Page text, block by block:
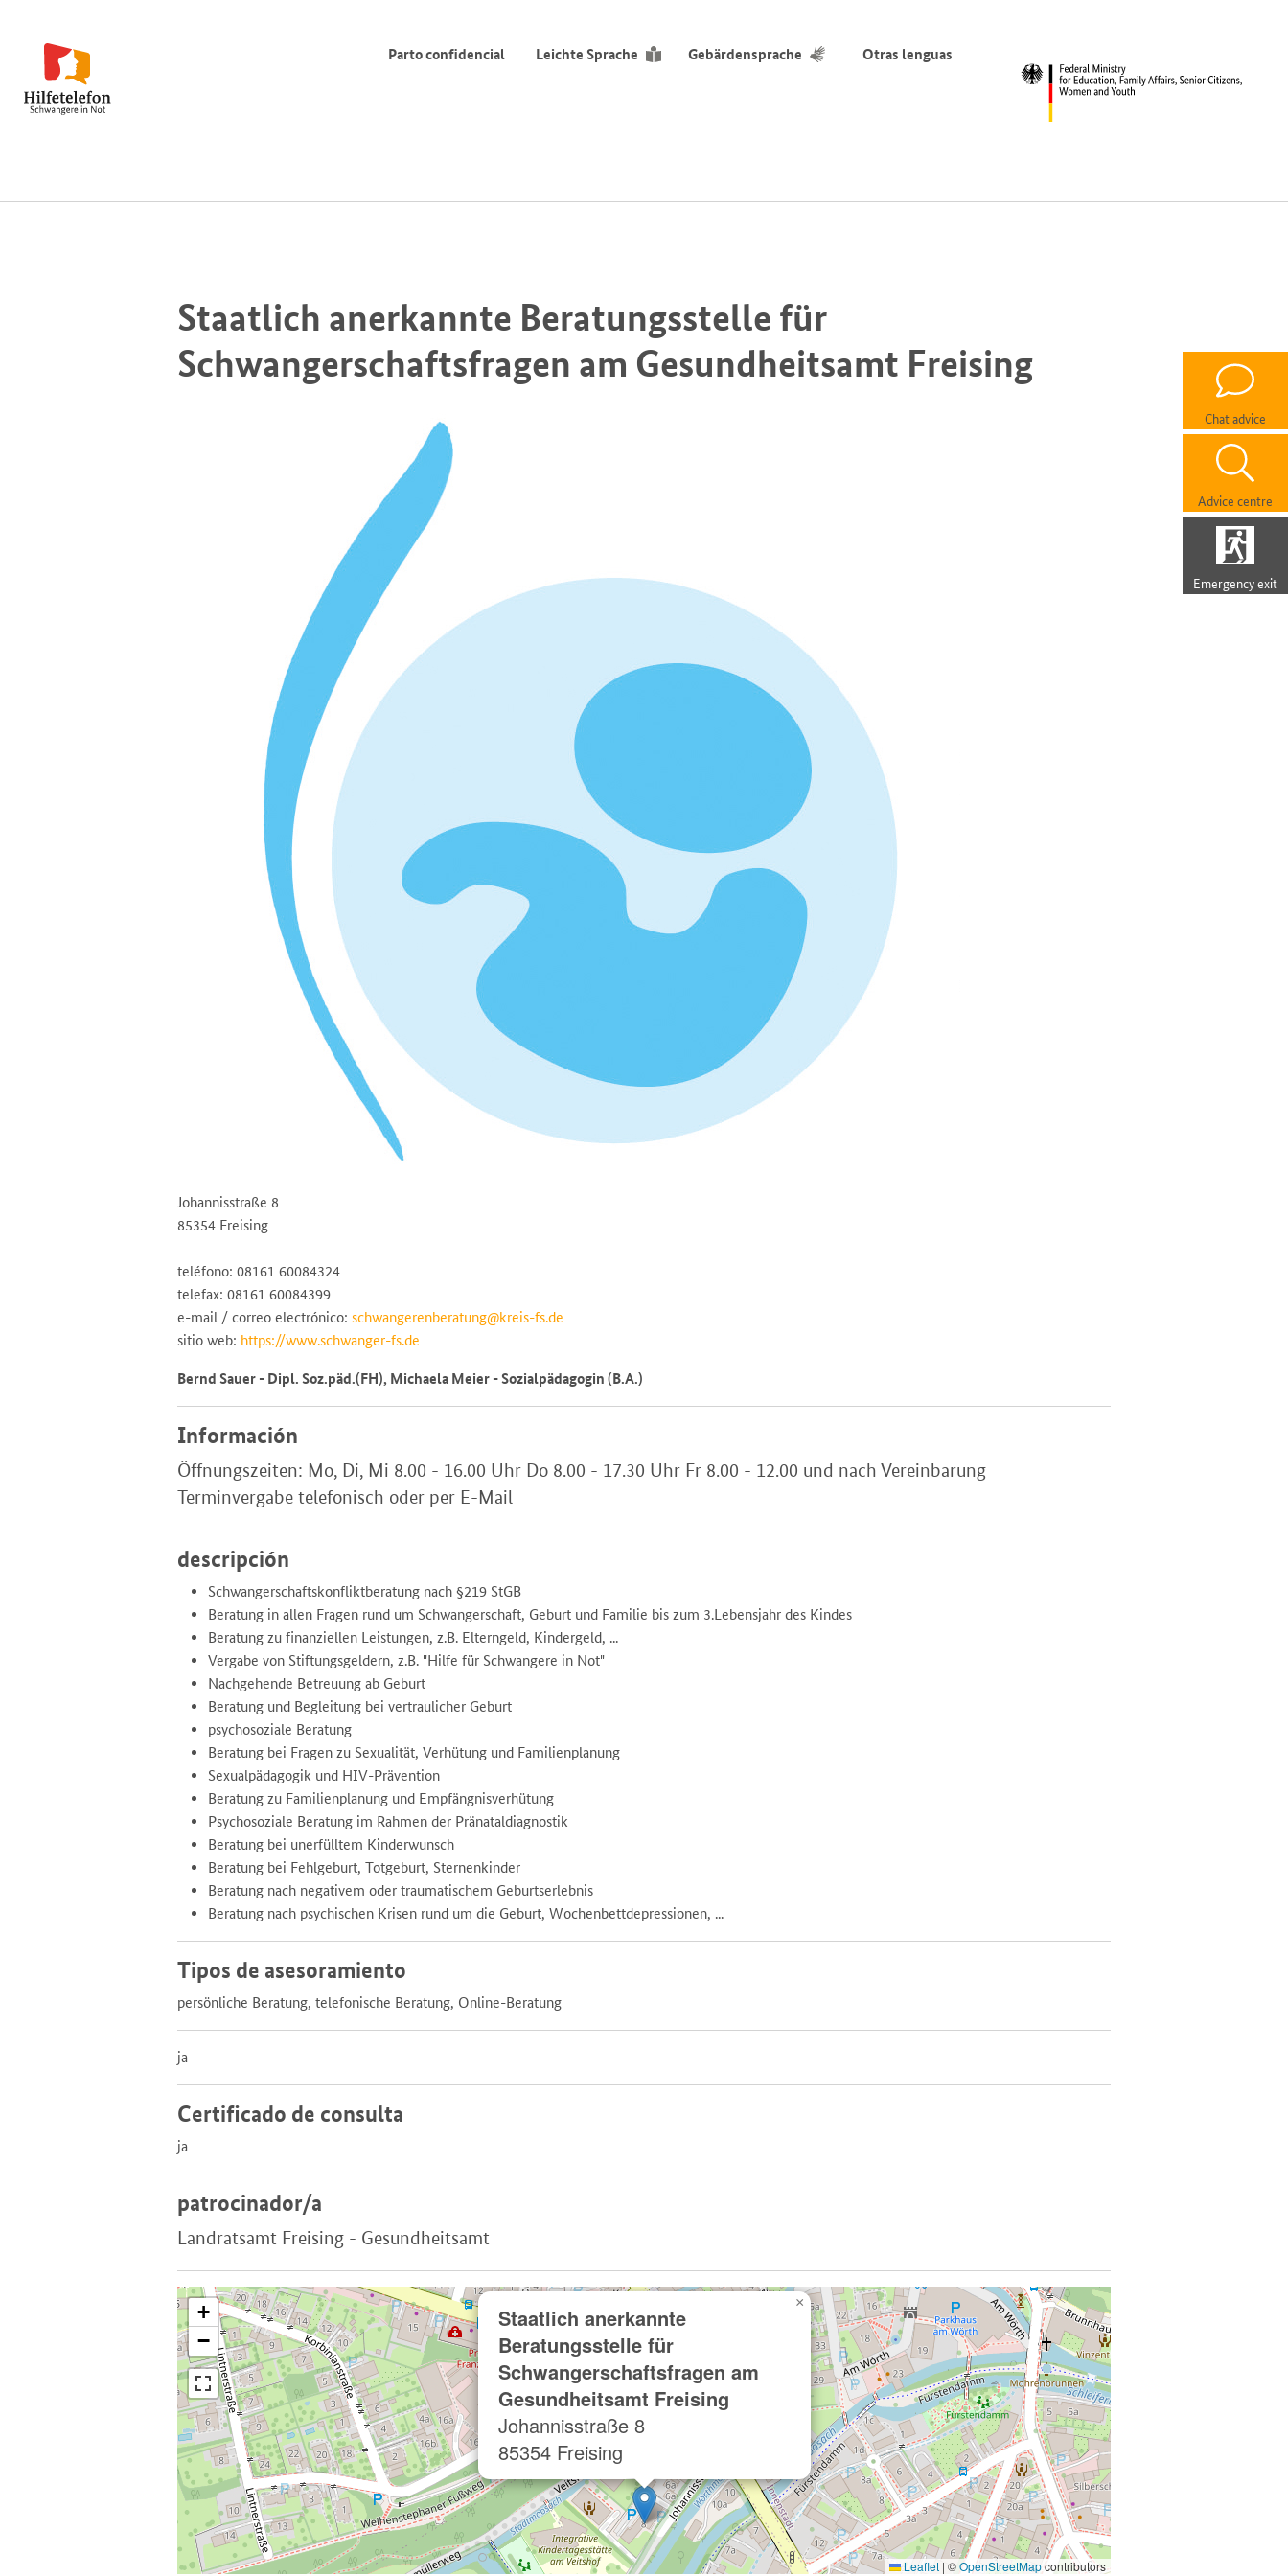
Parto confidencial Leichte Sprache Gebärdensprache Otras lenguas
Chat advice
Advice centre
Emergency exit
Staatlich anerkannte Beratungsstelle für
Schwangerschaftsfragen am Gesundheitsamt Freising
Johannisstraße 8
85354 Freising
teléfono: 08161 60084324
telefax: 08161 60084399
e-mail / correo electrónico: schwangerenberatung@kreis-fs.de
sitio web: https://www.schwanger-fs.de
Bernd Sauer - Dipl. Soz.päd.(FH), Michaela Meier - Sozialpädagogin (B.A.)
Información
Öffnungszeiten: Mo, Di, Mi 8.00 - 16.00 Uhr Do 8.00 - 17.30 Uhr Fr 8.00 - 12.00 und nach Vereinbarung
Terminvergabe telefonisch oder per E-Mail
descripción
Schwangerschaftskonfliktberatung nach §219 StGB
Beratung in allen Fragen rund um Schwangerschaft, Geburt und Familie bis zum 3.Lebensjahr des Kindes
Beratung zu finanziellen Leistungen, z.B. Elterngeld, Kindergeld, ...
Vergabe von Stiftungsgeldern, z.B. "Hilfe für Schwangere in Not"
Nachgehende Betreuung ab Geburt
Beratung und Begleitung bei vertraulicher Geburt
psychosoziale Beratung
Beratung bei Fragen zu Sexualität, Verhütung und Familienplanung
Sexualpädagogik und HIV-Prävention
Beratung zu Familienplanung und Empfängnisverhütung
Psychosoziale Beratung im Rahmen der Pränataldiagnostik
Beratung bei unerfülltem Kinderwunsch
Beratung bei Fehlgeburt, Totgeburt, Sternenkinder
Beratung nach negativem oder traumatischem Geburtserlebnis
Beratung nach psychischen Krisen rund um die Geburt, Wochenbettdepressionen, ...
Tipos de asesoramiento
persönliche Beratung, telefonische Beratung, Online-Beratung
ja
Certificado de consulta
ja
patrocinador/a
Landratsamt Freising - Gesundheitsamt
Staatlich anerkannte
Beratungsstelle für
Schwangerschaftsfragen am
Gesundheitsamt Freising
Johannisstraße 8
85354 Freising
×
+
−
Leaflet | ©OpenStreetMapcontributors